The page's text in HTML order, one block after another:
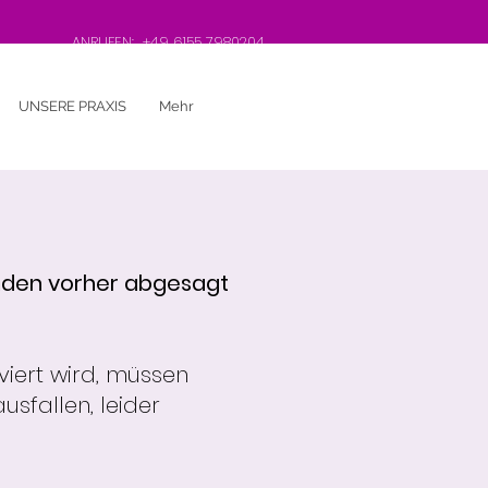
ANRUFEN:+49 6155 7980204
UNSERE PRAXIS Mehr
vorher abgesagt
wird, müssen
leider